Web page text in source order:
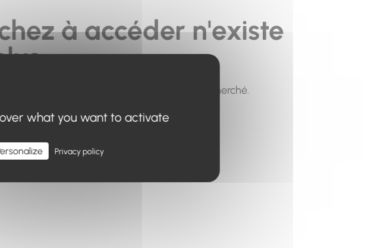
à accéder n'existe
à utiliser le menu pour trouver le contenu recherché.
what you want to activate
Privacy policy